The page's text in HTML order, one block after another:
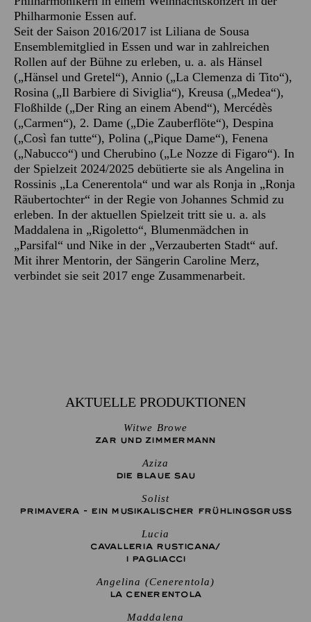
Philharmonie Essen auf.
Seit der Saison 2016/2017 ist Liliana de Sousa
Ensemblemitglied in Essen und war in zahlreichen
Rollen auf der Bühne zu erleben, u. a. als Hänsel
(„Hänsel und Gretel“), Annio („La Clemenza di Tito“),
Rosina („Il Barbiere di Siviglia“), Kreusa („Medea“),
Floßhilde („Der Ring an einem Abend“), Mercédès
(„Carmen“), 2. Dame („Die Zauberflöte“), Despina
(„Così fan tutte“), Polina („Pique Dame“), Fenena
(„Nabucco“) und Cherubino („Le Nozze di Figaro“). In
der Spielzeit 2024/2025 debütierte sie als Angelina in
Rossinis „La Cenerentola“ und war als Ronja in „Ronja
Räubertochter“ in der Regie von Johannes Schmid zu
erleben. In der aktuellen Spielzeit tritt sie u. a. als
Maddalena in „Rigoletto“, Blumenmädchen in
„Parsifal“ und Nike in der „Verzauberten Stadt“ auf.
Mit ihrer Mentorin, der Sängerin Caroline Merz,
verbindet sie seit 2017 enge Zusammenarbeit.
AKTUELLE PRODUKTIONEN
Witwe Browe
ZAR UND ZIMMERMANN
Aziza
DIE BLAUE SAU
Solist
PRIMAVERA - EIN MUSIKALISCHER FRÜHLINGSGRUSS
Lucia
CAVALLERIA RUSTICANA/
I PAGLIACCI
Angelina (Cenerentola)
LA CENE­RENTOLA
Maddalena